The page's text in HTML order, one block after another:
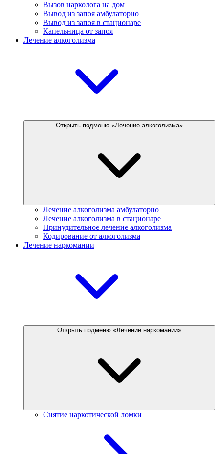
Вызов нарколога на дом
Вывод из запоя амбулаторно
Вывод из запоя в стационаре
Капельница от запоя
Лечение алкоголизма
Открыть подменю «Лечение алкоголизма»
Лечение алкоголизма амбулаторно
Лечение алкоголизма в стационаре
Принудительное лечение алкоголизма
Кодирование от алкоголизма
Лечение наркомании
Открыть подменю «Лечение наркомании»
Снятие наркотической ломки